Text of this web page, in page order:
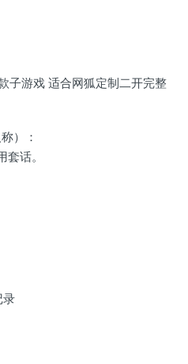
子游戏 适合网狐定制二开完整
）：
话。
录